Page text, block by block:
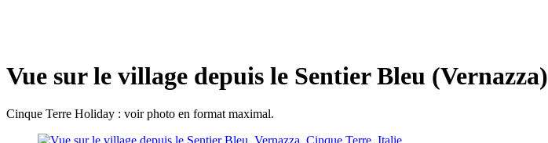
Vue sur le village depuis le Sentier Bleu (Vernazza)
Cinque Terre Holiday : voir photo en format maximal.